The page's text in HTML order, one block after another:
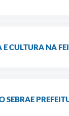
CULTURA NA
SEBRAE